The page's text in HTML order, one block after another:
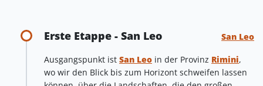
Erste Etappe - San Leo San Leo
Ausgangspunkt ist San Leo in der Provinz Rimini,
wo wir den Blick bis zum Horizont schweifen lassen